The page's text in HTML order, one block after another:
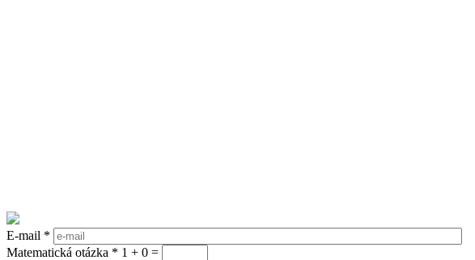
E-mail *
Matematická otázka * 1 + 0 =